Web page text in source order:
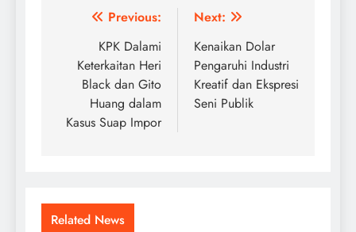
Post
navigation
Previous:
KPK Dalami
Keterkaitan Heri
Black dan Gito
Huang dalam
Kasus Suap Impor
Next:
Kenaikan Dolar
Pengaruhi Industri
Kreatif dan Ekspresi
Seni Publik
Related News